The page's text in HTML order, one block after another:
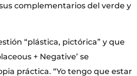
complementarios del verde y
“plástica, pictórica” y que
+ Negative’ se
práctica. “Yo tengo que estar